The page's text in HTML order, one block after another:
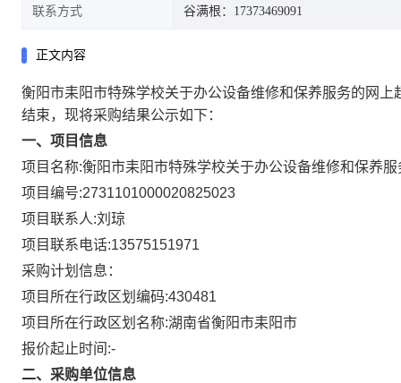
联系方式 谷满根：17373469091
正文内容
衡阳市耒阳市特殊学校关于办公设备维修和保养服务的网上
结束，现将采购结果公示如下：
一、项目信息
项目名称:衡阳市耒阳市特殊学校关于办公设备维修和保养
项目编号:2731101000020825023
项目联系人:刘琼
项目联系电话:13575151971
采购计划信息：
项目所在行政区划编码:430481
项目所在行政区划名称:湖南省衡阳市耒阳市
报价起止时间:-
二、采购单位信息